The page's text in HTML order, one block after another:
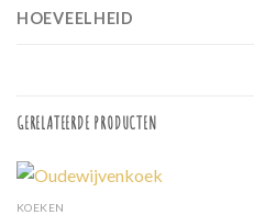
HOEVEELHEID
GERELATEERDE PRODUCTEN
KOEKEN